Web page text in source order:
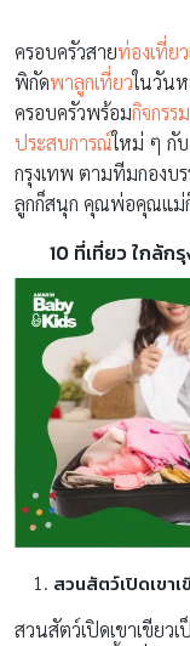
ครอบครัวสายท่องเที่ยว
พิกัดพาลูกเที่ยวในวัน
ครอบครัวพร้อมกิจกรร
ประสบการณ์ใหม่ ๆ กับ
กรุงเทพ ตามทีมกองบ
ลูกก็สนุก คุณพ่อคุณแม่
10 ที่เที่ยว ใกล้ก
สวนสัตว์เปิดเขา
สวนสัตว์เปิดเขาเขีย